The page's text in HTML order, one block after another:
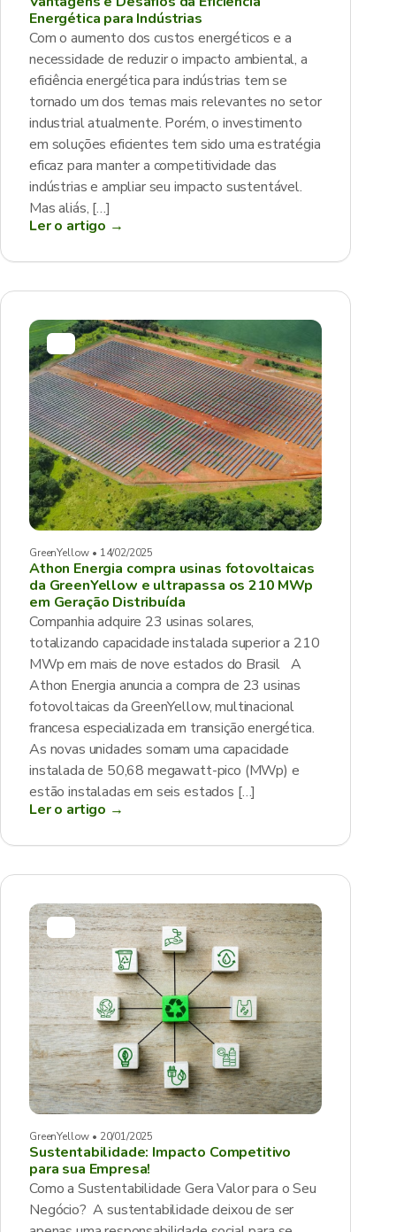
Energética para Indústrias
Com o aumento dos custos energéticos e a
necessidade de reduzir o impacto ambiental, a
eficiência energética para indústrias tem se
tornado um dos temas mais relevantes no setor
industrial atualmente. Porém, o investimento
em soluções eficientes tem sido uma estratégia
eficaz para manter a competitividade das
indústrias e ampliar seu impacto sustentável.
Mas aliás, […]
Ler o artigo →
GreenYellow • 14/02/2025
Athon Energia compra usinas fotovoltaicas
da GreenYellow e ultrapassa os 210 MWp
em Geração Distribuída
Companhia adquire 23 usinas solares,
totalizando capacidade instalada superior a 210
MWp em mais de nove estados do Brasil A
Athon Energia anuncia a compra de 23 usinas
fotovoltaicas da GreenYellow, multinacional
francesa especializada em transição energética.
As novas unidades somam uma capacidade
instalada de 50,68 megawatt-pico (MWp) e
estão instaladas em seis estados […]
Ler o artigo →
GreenYellow • 20/01/2025
Sustentabilidade: Impacto Competitivo
para sua Empresa!
Como a Sustentabilidade Gera Valor para o Seu
Negócio? A sustentabilidade deixou de ser